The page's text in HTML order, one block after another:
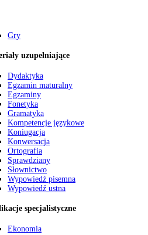
Gry
uzupełniające
Dydaktyka
Egzamin maturalny
Egzaminy
Fonetyka
Gramatyka
Kompetencje językowe
Koniugacja
Konwersacja
Ortografia
Sprawdziany
Słownictwo
Wypowiedź pisemna
Wypowiedź ustna
specjalistyczne
Ekonomia